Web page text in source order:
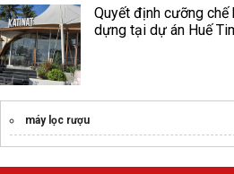
Quyết định cưỡng
dựng tại dự án Huế
máy lọc rượu